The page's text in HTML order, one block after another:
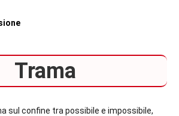
Trama
sul confine tra possibile e impossibile,